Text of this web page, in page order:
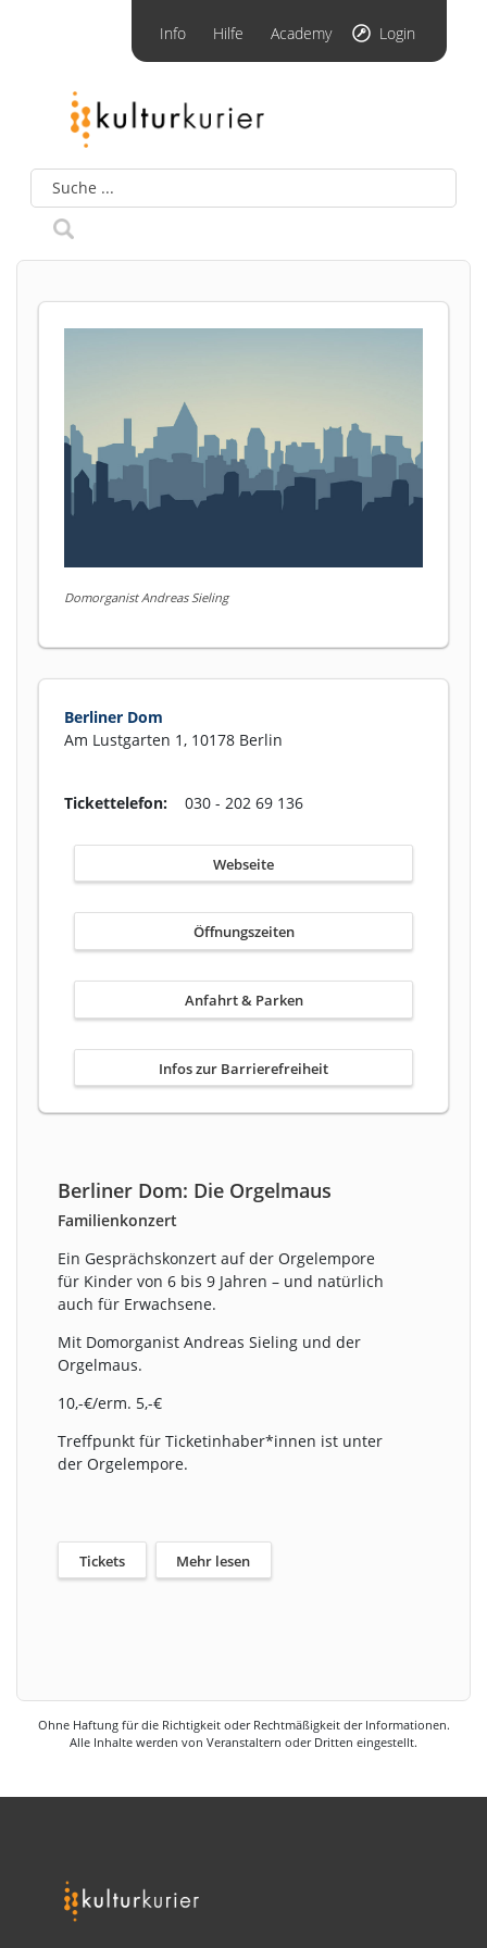
Info Hilfe Academy Login
Domorganist Andreas Sieling
Berliner Dom
Am Lustgarten 1, 10178 Berlin
Tickettelefon: 030 - 202 69 136
Webseite
Öffnungszeiten
Anfahrt & Parken
Infos zur Barrierefreiheit
Berliner Dom: Die Orgelmaus
Familienkonzert
Ein Gesprächskonzert auf der Orgelempore
für Kinder von 6 bis 9 Jahren – und natürlich
auch für Erwachsene.
Mit Domorganist Andreas Sieling und der
Orgelmaus.
10,-€/erm. 5,-€
Treffpunkt für Ticketinhaber*innen ist unter
der Orgelempore.
Tickets Mehr lesen
Ohne Haftung für die Richtigkeit oder Rechtmäßigkeit der Informationen.
Alle Inhalte werden von Veranstaltern oder Dritten eingestellt.